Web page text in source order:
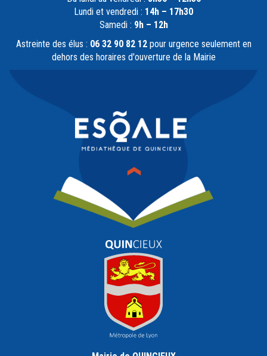
Lundi et vendredi : 14h – 17h30
Samedi : 9h – 12h
Astreinte des élus : 06 32 90 82 12pour urgence seulement en
dehors des horaires d'ouverture de la Mairie